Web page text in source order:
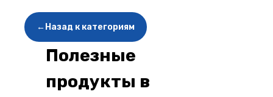
←Назад к категориям
Полезные
продукты в